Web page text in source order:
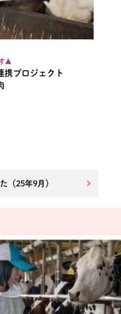
▲
携プロジェクト
（25年9月）